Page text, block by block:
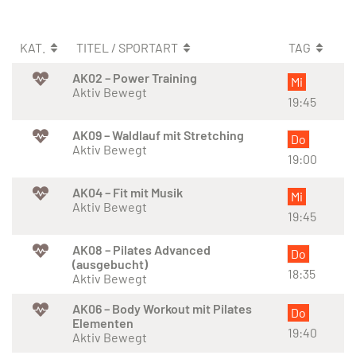
KAT. TITEL / SPORTART
TAG
AK02 – Power Training
Aktiv Bewegt
Mi
19:45
AK09 – Waldlauf mit Stretching
Aktiv Bewegt
Do
19:00
AK04 – Fit mit Musik
Aktiv Bewegt
Mi
19:45
AK08 – Pilates Advanced
(ausgebucht)
Aktiv Bewegt
Do
18:35
AK06 – Body Workout mit Pilates
Elementen
Aktiv Bewegt
Do
19:40